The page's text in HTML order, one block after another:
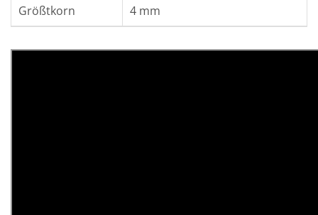
Größtkorn
4 mm